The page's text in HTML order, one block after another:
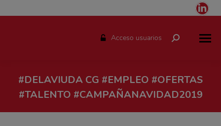
Acceso usuarios Buscar:
#DELAVIUDA CG #EMPLEO #OFERTAS
#TALENTO #CAMPAÑANAVIDAD2019